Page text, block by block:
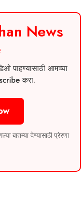
News
पाहण्यासाठी आमच्या
करा.
बातम्या देण्यासाठी प्रेरणा